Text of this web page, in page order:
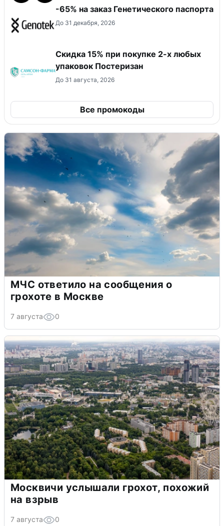
-65% на заказ Генетического паспорта
До 31 декабря, 2026
Скидка 15% при покупке 2-х любых
упаковок Постеризан
До 31 августа, 2026
Все промокоды
МЧС ответило на сообщения о
грохоте в Москве
7 августа 0
Москвичи услышали грохот, похожий
на взрыв
7 августа 0